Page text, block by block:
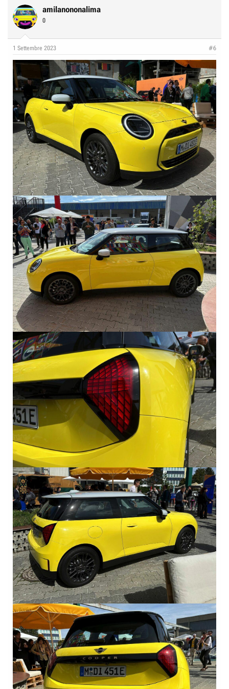
amilanononalima
0
1 Settembre 2023 #6